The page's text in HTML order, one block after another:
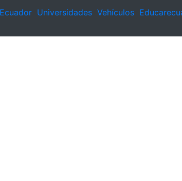
Ecuador Universidades Vehículos